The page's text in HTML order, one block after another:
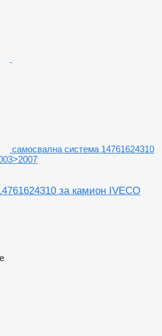
самосвална система 14761624310
за камион IVECO